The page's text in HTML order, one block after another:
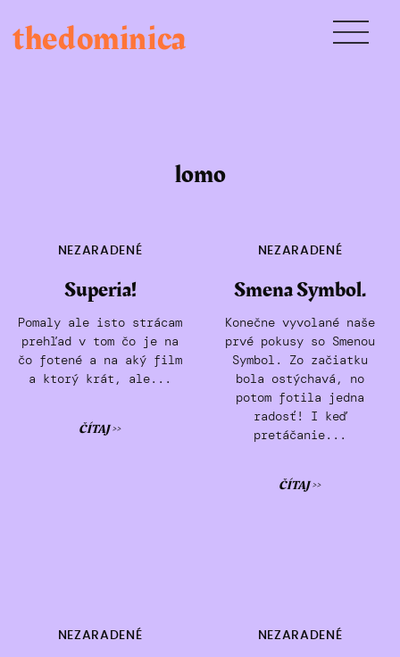
to
content
thedominica
lomo
NEZARADENÉ
Superia!
Pomaly ale isto strácam
prehľad v tom čo je na
čo fotené a na aký film
a ktorý krát, ale...
ČÍTAJ >>
NEZARADENÉ
Smena Symbol.
Konečne vyvolané naše
prvé pokusy so Smenou
Symbol. Zo začiatku
bola ostýchavá, no
potom fotila jedna
radosť! I keď
pretáčanie...
ČÍTAJ >>
NEZARADENÉ NEZARADENÉ